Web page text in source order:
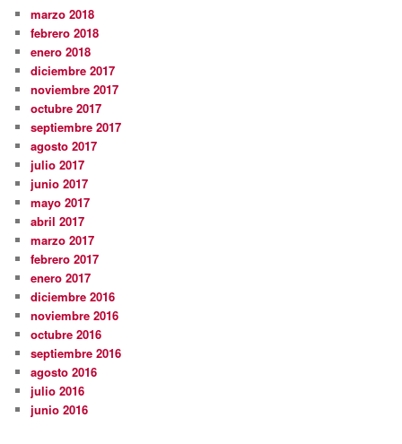
marzo 2018
febrero 2018
enero 2018
diciembre 2017
noviembre 2017
octubre 2017
septiembre 2017
agosto 2017
julio 2017
junio 2017
mayo 2017
abril 2017
marzo 2017
febrero 2017
enero 2017
diciembre 2016
noviembre 2016
octubre 2016
septiembre 2016
agosto 2016
julio 2016
junio 2016